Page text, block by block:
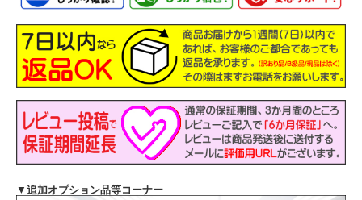
▼ 追加オプション品等コーナー